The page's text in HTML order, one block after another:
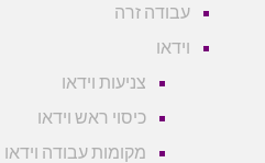
עבודה זרה
צניעות וידאו
כיסוי ראש וידאו
מקומות עבודה וידאו